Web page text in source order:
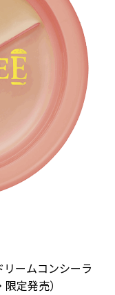
ームコンシーラ
定発売）